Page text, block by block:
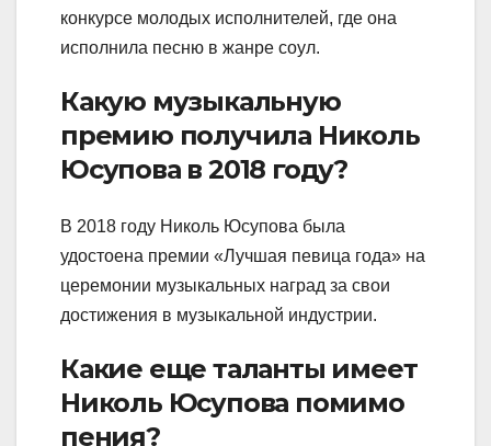
конкурсе молодых исполнителей, где она
исполнила песню в жанре соул.
Какую музыкальную
премию получила Николь
Юсупова в 2018 году?
В 2018 году Николь Юсупова была
удостоена премии «Лучшая певица года» на
церемонии музыкальных наград за свои
достижения в музыкальной индустрии.
Какие еще таланты имеет
Николь Юсупова помимо
пения?